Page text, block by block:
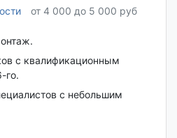
от 4 000 до 5 000 руб
с квалификационным
го.
с небольшим